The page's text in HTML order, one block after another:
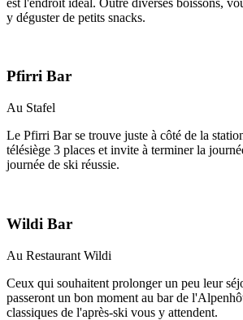
y déguster de petits snacks.
Pfirri Bar
Au Stafel
Le Pfirri Bar se trouve juste à côté de la
télésiège 3 places et invite à terminer la
journée de ski réussie.
Wildi Bar
Au Restaurant Wildi
Ceux qui souhaitent prolonger un peu leur
passeront un bon moment au bar de
classiques de l'après-ski vous y attendent.